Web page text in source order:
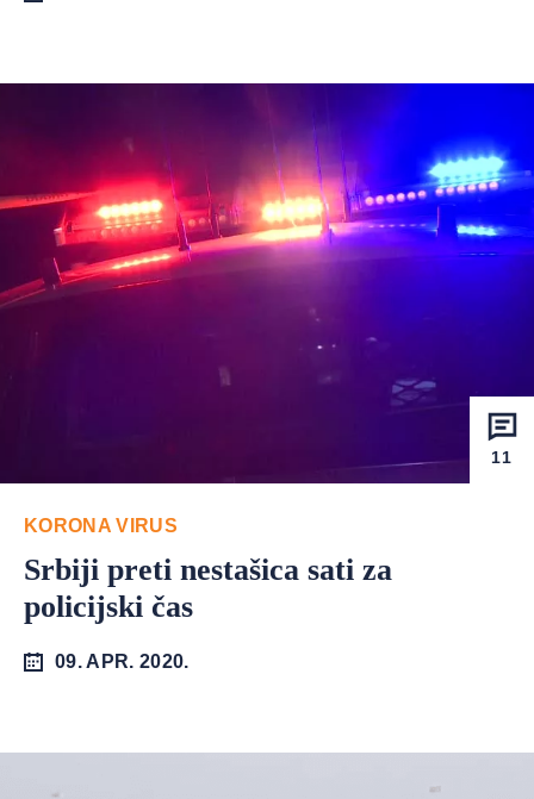
11
KORONA VIRUS
Srbiji preti nestašica sati za
policijski čas
09. APR. 2020.